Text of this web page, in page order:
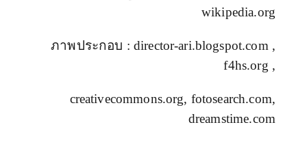
wikipedia.org
ภาพประกอบ : director-ari.blogspot.com ,
f4hs.org ,
creativecommons.org, fotosearch.com,
dreamstime.com